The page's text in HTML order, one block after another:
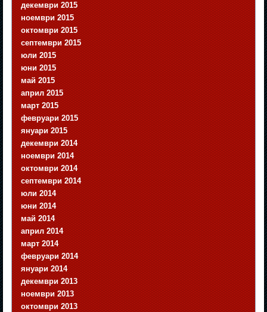
декември 2015
ноември 2015
октомври 2015
септември 2015
юли 2015
юни 2015
май 2015
април 2015
март 2015
февруари 2015
януари 2015
декември 2014
ноември 2014
октомври 2014
септември 2014
юли 2014
юни 2014
май 2014
април 2014
март 2014
февруари 2014
януари 2014
декември 2013
ноември 2013
октомври 2013